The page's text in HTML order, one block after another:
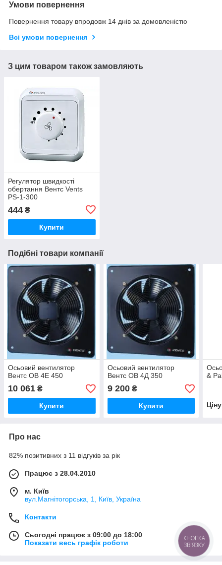
Умови повернення
Повернення товару впродовж 14 днів за домовленістю
Всі умови повернення
З цим товаром також замовляють
Регулятор швидкості
обертання Вентс Vents
PS-1-300
444 ₴
Купити
Подібні товари компанії
Осьовий вентилятор
Вентс ОВ 4Е 450
10 061 ₴
Купити
Осьовий вентилятор
Вентс ОВ 4Д 350
9 200₴
Купити
&
Про нас
82% позитивних з 11 відгуків за рік
Працює з 28.04.2010
м. Київ
вул.Магнітогорська, 1, Київ, Україна
Контакти
Сьогодні працює з 09:00 до 18:00
Показати весь графік роботи
КНОПКА
ЗВ'ЯЗКУ